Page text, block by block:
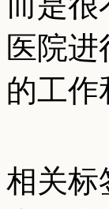
医院
的工作
相关标